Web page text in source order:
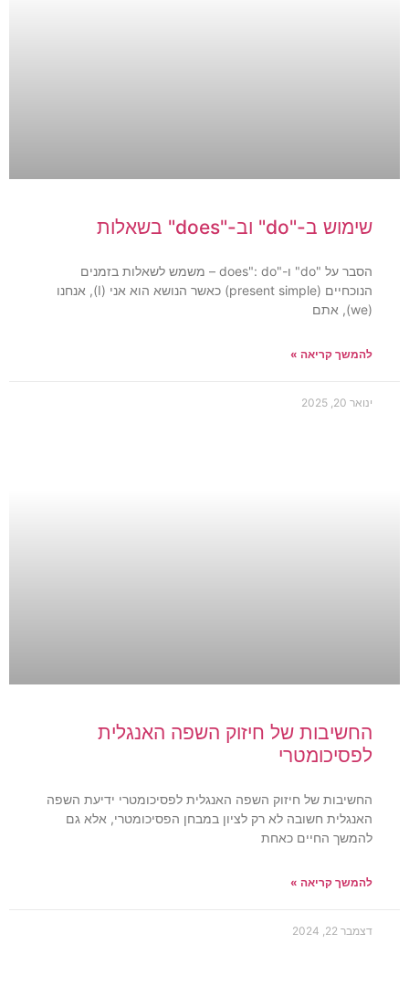
שימוש ב-"do" וב-"does" בשאלות
הסבר על "do" ו-"does": do – משמש לשאלות בזמנים
הנוכחיים (present simple) כאשר הנושא הוא אני (I), אנחנו
(we), אתם
להמשך קריאה »
ינואר 20, 2025
החשיבות של חיזוק השפה האנגלית
לפסיכומטרי
החשיבות של חיזוק השפה האנגלית לפסיכומטרי ידיעת השפה
האנגלית חשובה לא רק לציון במבחן הפסיכומטרי, אלא גם
להמשך החיים כאחת
להמשך קריאה »
דצמבר 22, 2024